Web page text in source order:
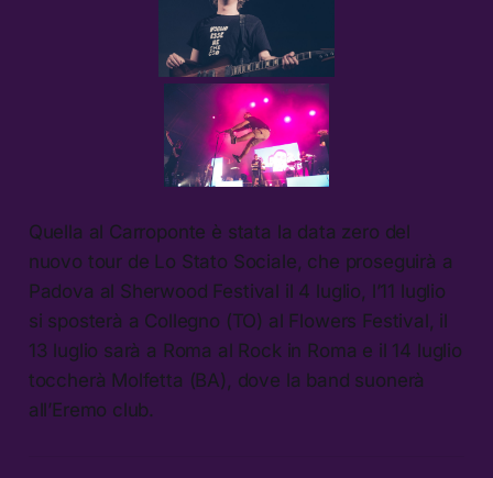
Quella al Carroponte è stata la data zero del
nuovo tour de Lo Stato Sociale, che proseguirà a
Padova al Sherwood Festival il 4 luglio, l’11 luglio
si sposterà a Collegno (TO) al Flowers Festival, il
13 luglio sarà a Roma al Rock in Roma e il 14 luglio
toccherà Molfetta (BA), dove la band suonerà
all’Eremo club.